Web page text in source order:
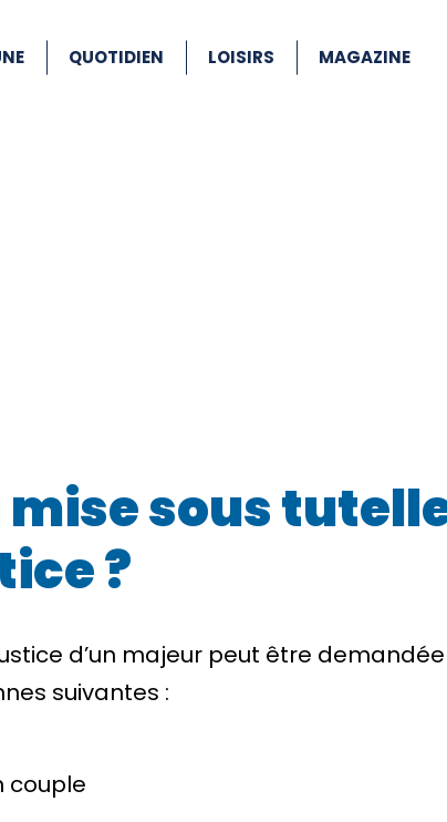
QUOTIDIEN LOISIRS MAGAZINE
sous
?
d’un majeur peut être
suivantes :
couple